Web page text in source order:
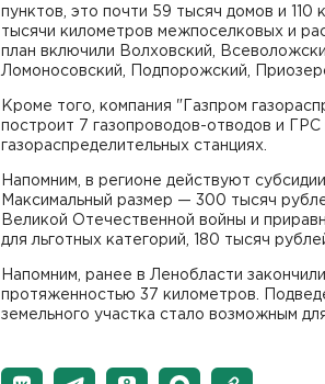
пунктов, это почти 59 тысяч домов и 110
тысячи километров межпоселковых и
план включили Волховский,
Ломоносовский, Подпорожский,
Кроме того, компания "Газпром
построит 7 газопроводов-отводов и ГРС
газораспределительных станциях.
Напомним, в регионе действуют
Максимальный размер — 300 тысяч
Великой Отечественной войны и
для льготных категорий, 180 тысяч
Напомним, ранее в Ленобласти
протяженностью 37 километров.
земельного участка стало возможным